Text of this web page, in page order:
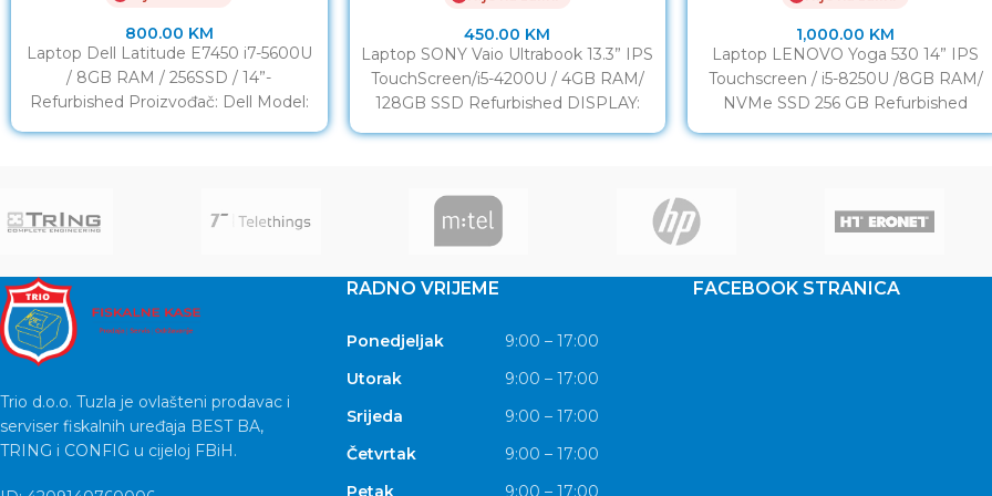
800.00 KM
Laptop Dell Latitude E7450 i7-5600U
/ 8GB RAM / 256SSD / 14”-
Refurbished Proizvođač: Dell Model:
450.00 KM
Laptop SONY Vaio Ultrabook 13.3” IPS
TouchScreen/i5-4200U / 4GB RAM/
128GB SSD Refurbished DISPLAY:
1,000.00 KM
Laptop LENOVO Yoga 530 14” IPS
Touchscreen / i5-8250U /8GB RAM/
NVMe SSD 256 GB Refurbished
Trio d.o.o. Tuzla je ovlašteni prodavac i
serviser fiskalnih uređaja BEST BA,
TRING i CONFIG u cijeloj FBiH.
RADNO VRIJEME
Ponedjeljak
9:00 – 17:00
Utorak
9:00 – 17:00
Srijeda
9:00 – 17:00
Četvrtak
9:00 – 17:00
Petak
9:00 – 17:00
FACEBOOK STRANICA